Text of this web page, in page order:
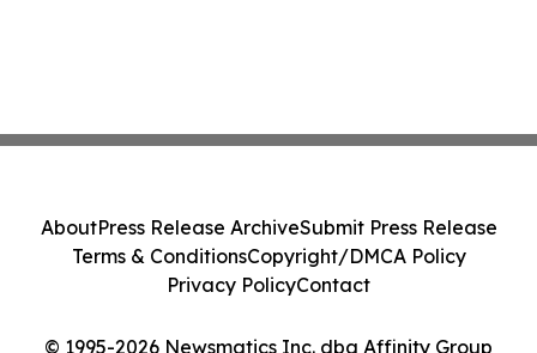
© 1995-2026 Newsmatics Inc. dba Affinity Group
AboutPress Release ArchiveSubmit Press Release
Terms & ConditionsCopyright/DMCA Policy
Privacy PolicyContact